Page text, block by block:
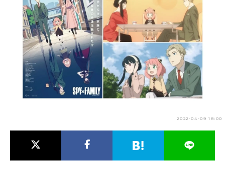
最新記事一覧
アニメ記事一覧 声優記事一覧
アニメ映画一覧 実写化映画一覧
今期アニメ曜日別一覧
春アニメ 夏アニメ
男性声優/女性声優一覧
2022-04-09 18:00